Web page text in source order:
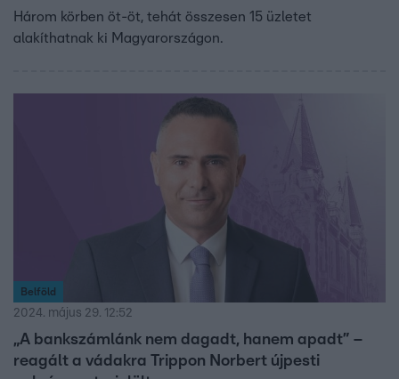
Három körben öt-öt, tehát összesen 15 üzletet
alakíthatnak ki Magyarországon.
Belföld
2024. május 29. 12:52
„A bankszámlánk nem dagadt, hanem apadt” –
reagált a vádakra Trippon Norbert újpesti